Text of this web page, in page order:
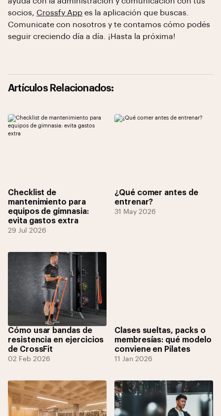
socios, Crossfy App es la aplicación que buscas.
Comunicate con nosotros y te contamos cómo podés
seguir creciendo día a día. ¡Hasta la próxima!
Artículos Relacionados:
Checklist de
mantenimiento para
equipos de gimnasia:
evita gastos extra
29 Jul 2026
¿Qué comer antes de
entrenar?
31 May 2026
Cómo usar bandas de
resistencia en ejercicios
de CrossFit
02 Feb 2026
Clases sueltas, packs o
membresías: qué modelo
conviene en Pilates
11 Jan 2026